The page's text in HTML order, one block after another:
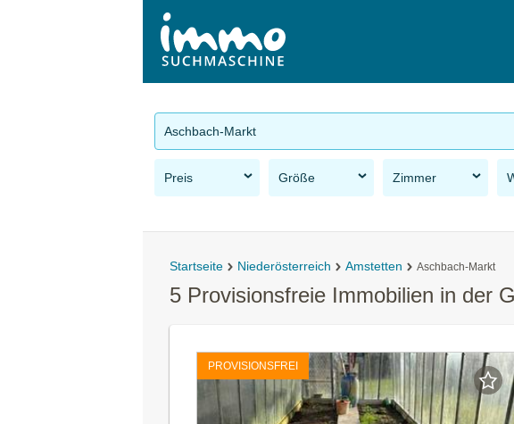
Aschbach-Markt
Preis Größe Zimmer
Startseite Niederösterreich Amstetten Aschbach-Markt
5 Provisionsfreie Immobilien in der
PROVISIONSFREI